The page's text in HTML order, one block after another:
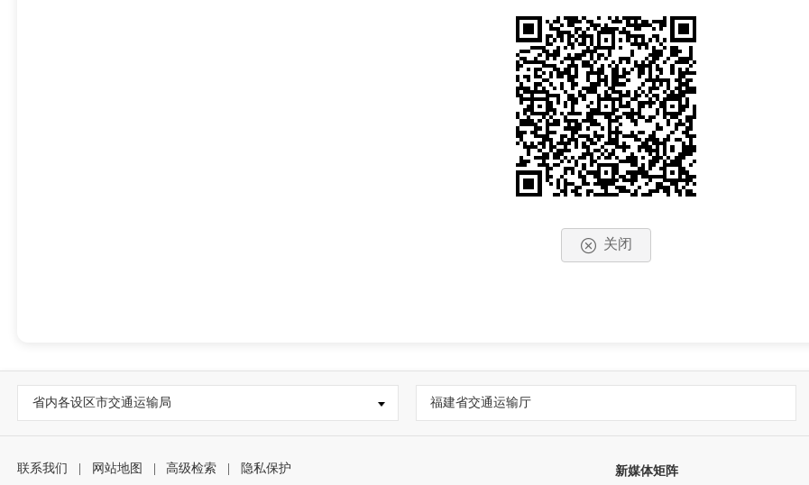
关闭
省内各设区市交通运输局 福建省交通运输厅
联系我们 网站地图 高级检索 隐私保护 新媒体矩阵